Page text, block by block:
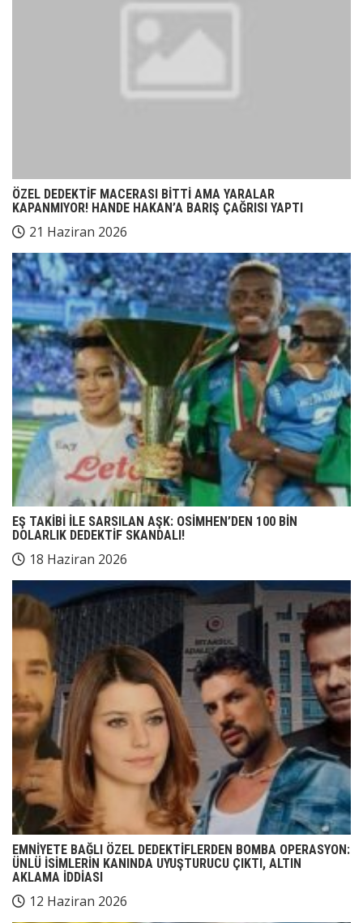
ÖZEL DEDEKTİF MACERASI BİTTİ AMA YARALAR
KAPANMIYOR! HANDE HAKAN’A BARIŞ ÇAĞRISI YAPTI
21 Haziran 2026
EŞ TAKİBİ İLE SARSILAN AŞK: OSİMHEN’DEN 100 BİN
DOLARLIK DEDEKTİF SKANDALI!
18 Haziran 2026
EMNİYETE BAĞLI ÖZEL DEDEKTİFLERDEN BOMBA OPERASYON:
ÜNLÜ İSİMLERİN KANINDA UYUŞTURUCU ÇIKTI, ALTIN
AKLAMA İDDİASI
12 Haziran 2026